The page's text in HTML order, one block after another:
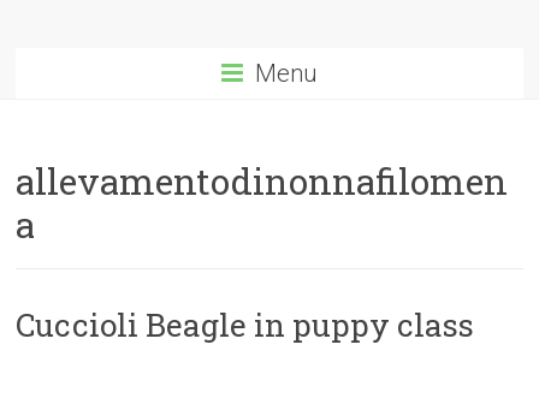
Menu
allevamentodinonnafilomen
a
Cuccioli Beagle in puppy class